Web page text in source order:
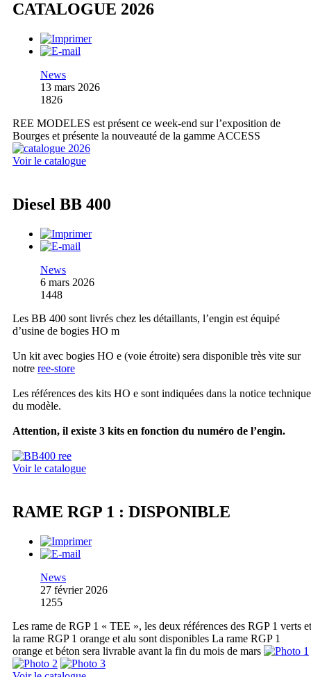
CATALOGUE 2026
News
13 mars 2026
1826
REE MODELES est présent ce week-end sur l’exposition de
Bourges et présente la nouveauté de la gamme ACCESS
Voir le catalogue
Diesel BB 400
News
6 mars 2026
1448
Les BB 400 sont livrés chez les détaillants, l’engin est équipé
d’usine de bogies HO m
Un kit avec bogies HO e (voie étroite) sera disponible très vite sur
notre ree-store
Les références des kits HO e sont indiquées dans la notice technique
du modèle.
Attention, il existe 3 kits en fonction du numéro de l’engin.
Voir le catalogue
RAME RGP 1 : DISPONIBLE
News
27 février 2026
1255
Les rame de RGP 1 « TEE », les deux références des RGP 1 verts et
la rame RGP 1 orange et alu sont disponibles La rame RGP 1
orange et béton sera livrable avant la fin du mois de mars